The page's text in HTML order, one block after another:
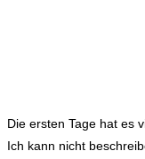
Die ersten Tage hat es
Ich kann nicht